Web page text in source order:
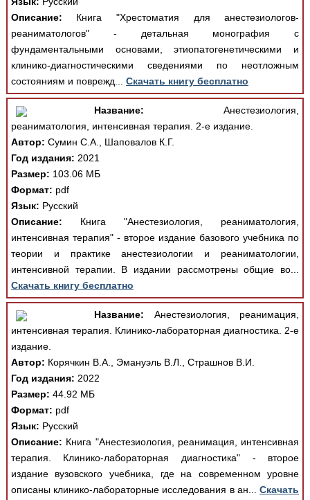
Описание: Книга "Хрестоматия для анестезиологов-
реаниматологов" - детальная монография с
фундаментальными основами, этиопатогенетическими и
клинико-диагностическими сведениями по неотложным
состояниям и поврежд... Скачать книгу бесплатно
Название: Анестезиология,
реаниматология, интенсивная терапия. 2-е издание.
Автор: Сумин С.А., Шаповалов К.Г.
Год издания: 2021
Размер: 103.06 МБ
Формат: pdf
Язык: Русский
Описание: Книга "Анестезиология, реаниматология,
интенсивная терапия" - второе издание базового учебника по
теории и практике анестезиологии и реаниматологии,
интенсивной терапии. В издании рассмотрены общие во...
Скачать книгу бесплатно
Название: Анестезиология, реанимация,
интенсивная терапия. Клинико-лабораторная диагностика. 2-е
издание.
Автор: Корячкин В.А., Эмануэль В.Л., Страшнов В.И.
Год издания: 2022
Размер: 44.92 МБ
Формат: pdf
Язык: Русский
Описание: Книга "Анестезиология, реанимация, интенсивная
терапия. Клинико-лабораторная диагностика" - второе
издание вузовского учебника, где на современном уровне
описаны клинико-лабораторные исследования в ан...Скачать